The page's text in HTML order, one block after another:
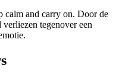
calm and carry on. Door de
tegenover een